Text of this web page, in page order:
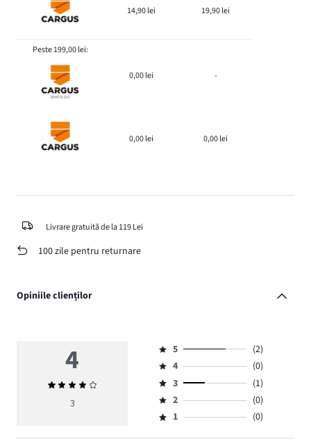
14,90 lei 19,90 lei
Peste 199,00 lei:
0,00 lei -
0,00 lei 0,00 lei
Livrare gratuită de la 119 Lei
100 zile pentru returnare
Opiniile clienților
4
Evaluarea
medie
3
Evaluare
5,
numărul
de
voturi
2.
5
(2)
Evaluare
4,
numărul
de
4
(0)
Evaluare
3,
numărul
3
(1)
Evaluare
2,
2
(0)
Evaluare
1,
1 (0)